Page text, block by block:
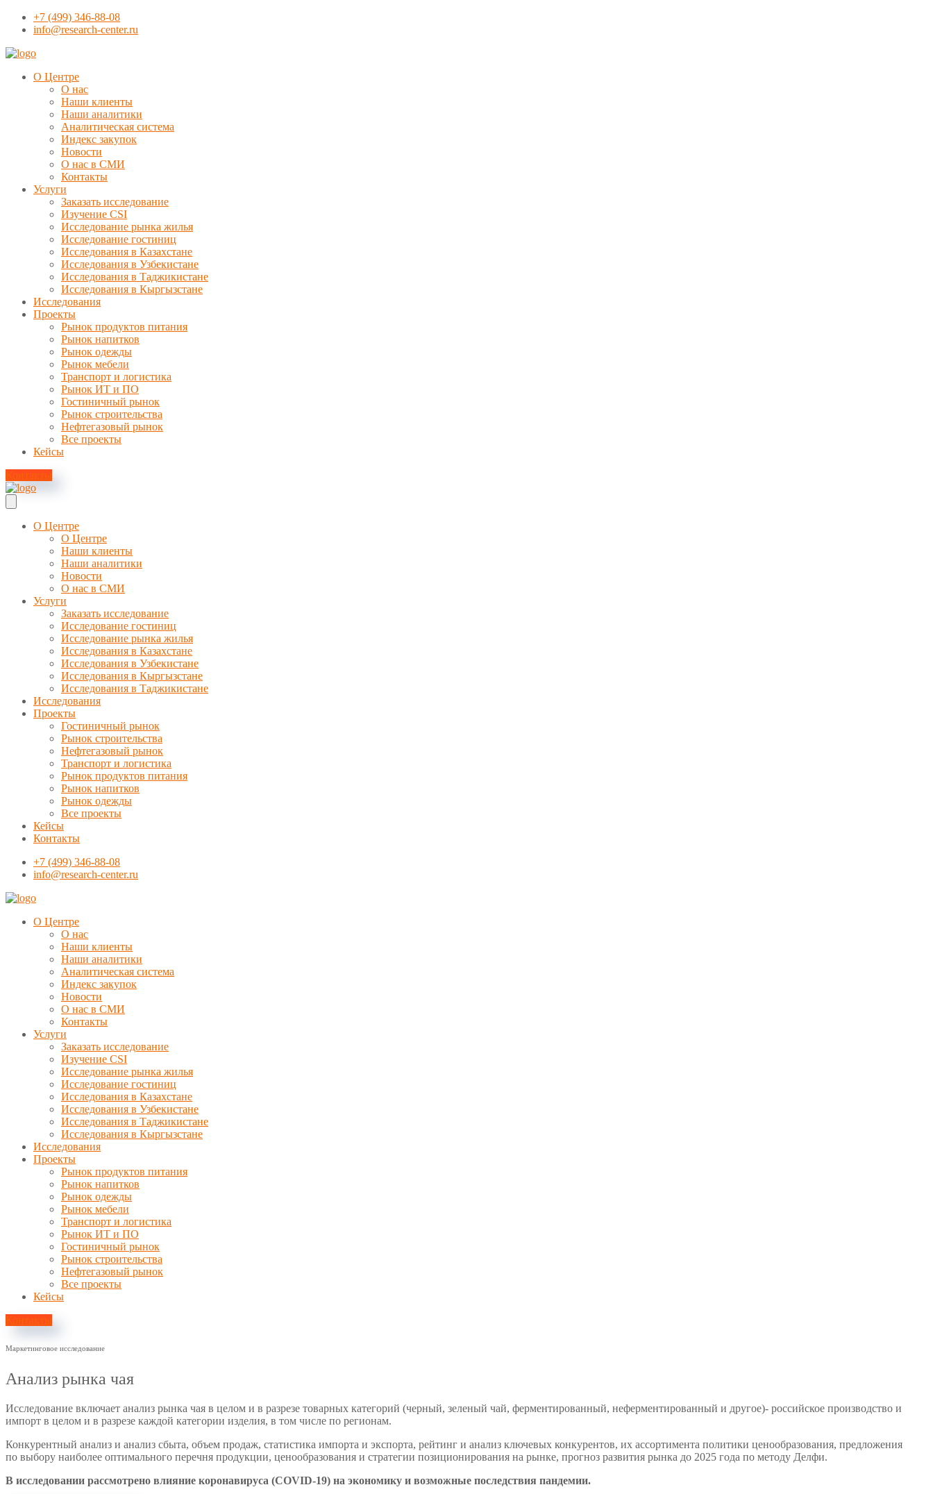
+7 (499) 346-88-08
info@research-center.ru
О Центре
О нас
Наши клиенты
Наши аналитики
Аналитическая система
Индекс закупок
Новости
О нас в СМИ
Контакты
Услуги
Заказать исследование
Изучение CSI
Исследование рынка жилья
Исследование гостиниц
Исследования в Казахстане
Исследования в Узбекистане
Исследования в Таджикистане
Исследования в Кыргызстане
Исследования
Проекты
Рынок продуктов питания
Рынок напитков
Рынок одежды
Рынок мебели
Транспорт и логистика
Рынок ИТ и ПО
Гостиничный рынок
Рынок строительства
Нефтегазовый рынок
Все проекты
Кейсы
Контакты
О Центре
О Центре
Наши клиенты
Наши аналитики
Новости
О нас в СМИ
Услуги
Заказать исследование
Исследование гостиниц
Исследование рынка жилья
Исследования в Казахстане
Исследования в Узбекистане
Исследования в Кыргызстане
Исследования в Таджикистане
Исследования
Проекты
Гостиничный рынок
Рынок строительства
Нефтегазовый рынок
Транспорт и логистика
Рынок продуктов питания
Рынок напитков
Рынок одежды
Все проекты
Кейсы
Контакты
+7 (499) 346-88-08
info@research-center.ru
О Центре
О нас
Наши клиенты
Наши аналитики
Аналитическая система
Индекс закупок
Новости
О нас в СМИ
Контакты
Услуги
Заказать исследование
Изучение CSI
Исследование рынка жилья
Исследование гостиниц
Исследования в Казахстане
Исследования в Узбекистане
Исследования в Таджикистане
Исследования в Кыргызстане
Исследования
Проекты
Рынок продуктов питания
Рынок напитков
Рынок одежды
Рынок мебели
Транспорт и логистика
Рынок ИТ и ПО
Гостиничный рынок
Рынок строительства
Нефтегазовый рынок
Все проекты
Кейсы
Контакты
Маркетинговое исследование
Анализ рынка чая
Исследование включает анализ рынка чая в целом и в разрезе товарных категорий (черный, зеленый чай, ферментированный, неферментированный и другое)- российское производство и
импорт в целом и в разрезе каждой категории изделия, в том числе по регионам.
Конкурентный анализ и анализ сбыта, объем продаж, статистика импорта и экспорта, рейтинг и анализ ключевых конкурентов, их ассортимента политики ценообразования, предложения
по выбору наиболее оптимального перечня продукции, ценообразования и стратегии позиционирования на рынке, прогноз развития рынка до 2025 года по методу Делфи.
В исследовании рассмотрено влияние коронавируса (COVID-19) на экономику и возможные последствия пандемии.